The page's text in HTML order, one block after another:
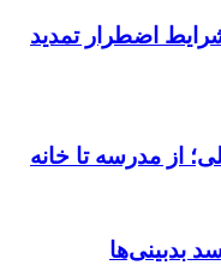
اضطرار تمدید
از مدرسه تا خانه
بدبینی‌ها